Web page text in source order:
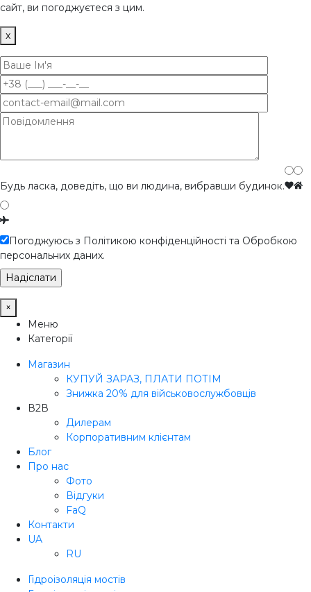
сайт, ви погоджуєтеся з цим.
x
Будь ласка, доведіть, що ви людина, вибравши будинок.
Погоджуюсь з Політикою конфіденційності та Обробкою
персональних даних.
×
Меню
Категорії
Магазин
КУПУЙ ЗАРАЗ, ПЛАТИ ПОТІМ
Знижка 20% для військовослужбовців
В2В
Дилерам
Корпоративним клієнтам
Блог
Про нас
Фото
Відгуки
FaQ
Контакти
UA
RU
Гідроізоляція мостів